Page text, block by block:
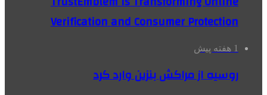
Verification and Consumer Protection
1 هفته پیش
روسیه از مراکش بنزین وارد کرد